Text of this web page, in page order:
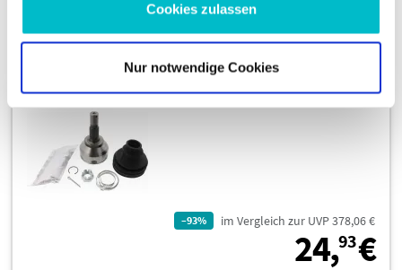
Cookies zulassen
Nur notwendige Cookies
Gelenksatz, Antriebswelle 771 0588 30
–93% im Vergleich zur UVP 378,06 €
24,93€